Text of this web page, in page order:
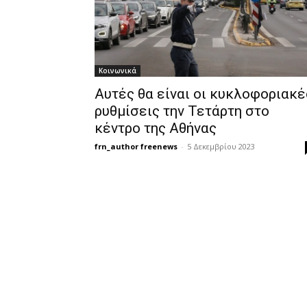
Κοινωνικά
Αυτές θα είναι οι
ρυθμίσεις την Τετάρτη στο
κέντρο της Αθήνας
frn_author freenews - 5 Δεκεμβρίου 2023